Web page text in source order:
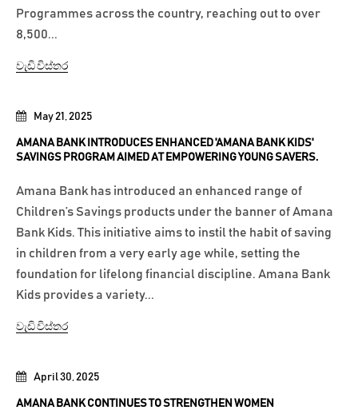
April 30, 2025
AMANA BANK CONTINUES TO STRENGTHEN WOMEN
May 21, 2025
AMANA BANK INTRODUCES ENHANCED 'AMANA BANK KIDS'
SAVINGS PROGRAM AIMED AT EMPOWERING YOUNG SAVERS.
Amana Bank has introduced an enhanced range of
Children’s Savings products under the banner of Amana
Bank Kids. This initiative aims to instil the habit of saving
in children from a very early age while, setting the
foundation for lifelong financial discipline. Amana Bank
Kids provides a variety...
වැඩි විස්තර
Programmes across the country, reaching out to over
8,500...
වැඩි විස්තර